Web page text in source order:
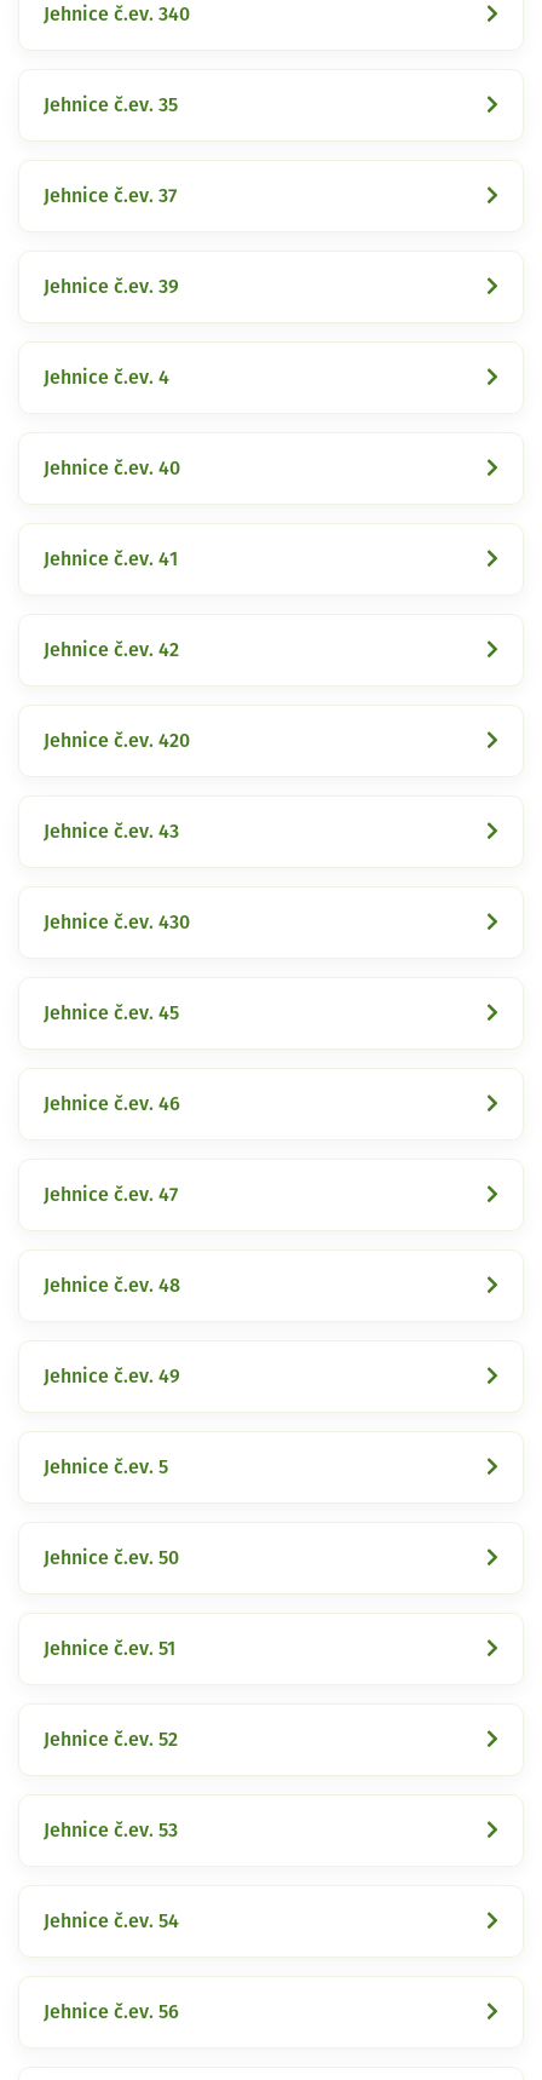
Jehnice č.ev. 340
Jehnice č.ev. 35
Jehnice č.ev. 37
Jehnice č.ev. 39
Jehnice č.ev. 4
Jehnice č.ev. 40
Jehnice č.ev. 41
Jehnice č.ev. 42
Jehnice č.ev. 420
Jehnice č.ev. 43
Jehnice č.ev. 430
Jehnice č.ev. 45
Jehnice č.ev. 46
Jehnice č.ev. 47
Jehnice č.ev. 48
Jehnice č.ev. 49
Jehnice č.ev. 5
Jehnice č.ev. 50
Jehnice č.ev. 51
Jehnice č.ev. 52
Jehnice č.ev. 53
Jehnice č.ev. 54
Jehnice č.ev. 56